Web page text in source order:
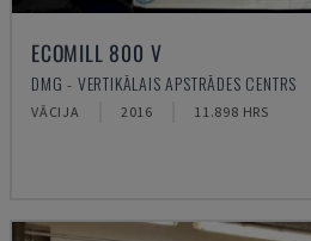
ECOMILL 800 V
DMG - VERTIKĀLAIS APSTRĀDES CENTRS
VĀCIJA 2016 11.898 HRS